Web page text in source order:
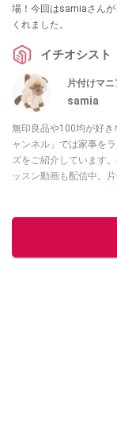
場！今回はsamiaさん
くれました。
イチオシスト
片付けマ
samia
無印良品や100均が好
ャンネル」では家事を
ズをご紹介しています
ッスン動画も配信中。